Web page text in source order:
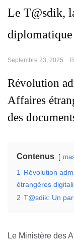
Le T@sdik,
Septembre 23, 2025
Révolution
Affaires
des
Contenus
1
Révolution
étrangères
2 T@sdik: Un
Le Ministère des